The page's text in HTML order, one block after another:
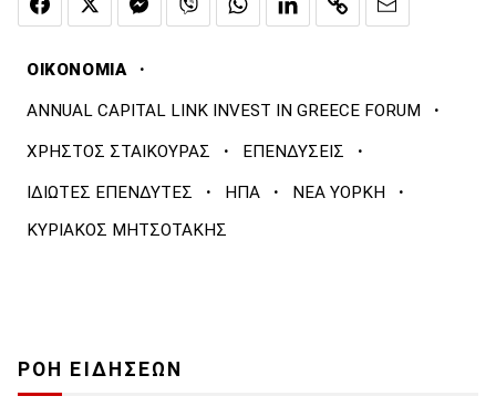
ΟΙΚΟΝΟΜΙΑ ·
ANNUAL CAPITAL LINK ΙNVEST IN GREECE FORUM ·
ΧΡΗΣΤΟΣ ΣΤΑΙΚΟΥΡΑΣ · ΕΠΕΝΔΥΣΕΙΣ ·
ΙΔΙΩΤΕΣ ΕΠΕΝΔΥΤΕΣ · ΗΠΑ · ΝΕΑ ΥΟΡΚΗ ·
ΚΥΡΙΑΚΟΣ ΜΗΤΣΟΤΑΚΗΣ
ΡΟΗ ΕΙΔΗΣΕΩΝ